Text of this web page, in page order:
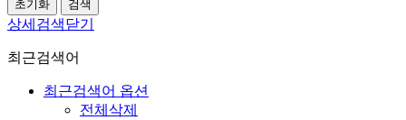
상세검색닫기
최근검색어
최근검색어 옵션
전체삭제